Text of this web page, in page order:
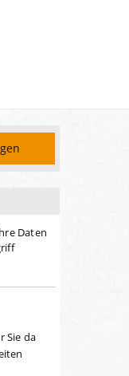
Daten
Sie da